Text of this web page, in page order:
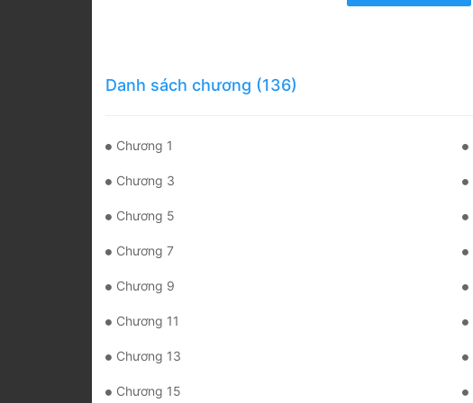
Danh sách chương (136)
Chương 1
Chương 3
Chương 5
Chương 7
Chương 9
Chương 11
Chương 13
Chương 15